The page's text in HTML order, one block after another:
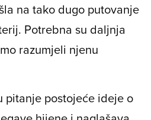
na tako dugo putovanje
Potrebna su daljnja
razumjeli njenu
pitanje postojeće ideje o